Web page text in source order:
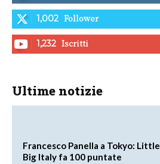
1,002 Follower
1,232 Iscritti
Ultime notizie
Francesco Panella a Tokyo: Little
Big Italy fa 100 puntate